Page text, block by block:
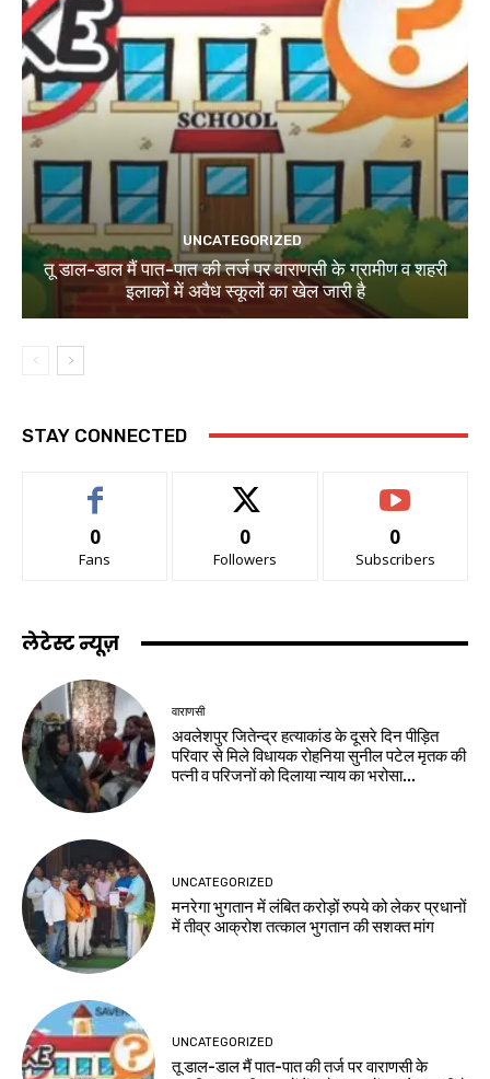
UNCATEGORIZED
तू डाल-डाल मैं पात-पात की तर्ज पर वाराणसी के ग्रामीण व शहरी
इलाकों में अवैध स्कूलों का खेल जारी है
STAY CONNECTED
0
Fans
0
Followers
0
Subscribers
लेटेस्ट न्यूज़
वाराणसी
अवलेशपुर जितेन्द्र हत्याकांड के दूसरे दिन पीड़ित
परिवार से मिले विधायक रोहनिया सुनील पटेल मृतक की
पत्नी व परिजनों को दिलाया न्याय का भरोसा...
UNCATEGORIZED
मनरेगा भुगतान में लंबित करोड़ों रुपये को लेकर प्रधानों
में तीव्र आक्रोश तत्काल भुगतान की सशक्त मांग
UNCATEGORIZED
तू डाल-डाल मैं पात-पात की तर्ज पर वाराणसी के